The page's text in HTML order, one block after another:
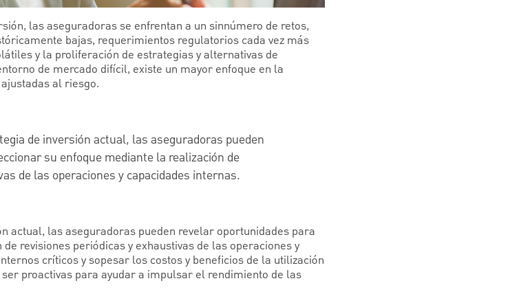
las aseguradoras se enfrentan a un sinnúmero de retos,
bajas, requerimientos regulatorios cada vez más
y la proliferación de estrategias y alternativas de
de mercado difícil, existe un mayor enfoque en la
al riesgo.
de inversión actual, las aseguradoras pueden
su enfoque mediante la realización de
de las operaciones y capacidades internas.
actual, las aseguradoras pueden revelar oportunidades para
revisiones periódicas y exhaustivas de las operaciones y
críticos y sopesar los costos y beneficios de la utilización
proactivas para ayudar a impulsar el rendimiento de las